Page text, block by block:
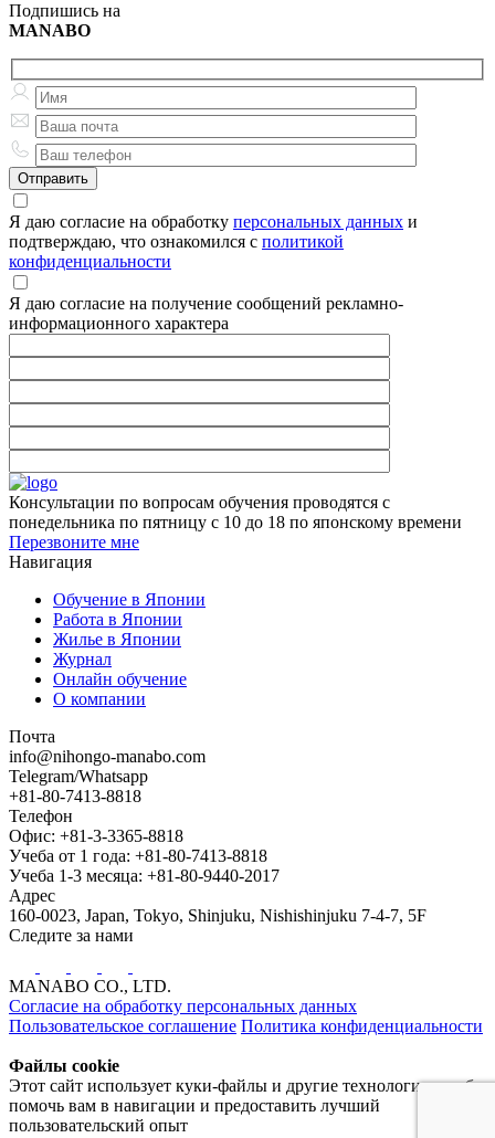
Подпишись на
MANABO
Я даю согласие на обработку персональных данных и
подтверждаю, что ознакомился с политикой
конфиденциальности
Я даю согласие на получение сообщений рекламно-
информационного характера
Консультации по вопросам обучения проводятся с
понедельника по пятницу с 10 до 18 по японскому времени
Перезвоните мне
Навигация
Обучение в Японии
Работа в Японии
Жилье в Японии
Журнал
Онлайн обучение
О компании
Почта
info@nihongo-manabo.com
Telegram/Whatsapp
+81-80-7413-8818
Телефон
Офис: +81-3-3365-8818
Учеба от 1 года: +81-80-7413-8818
Учеба 1-3 месяца: +81-80-9440-2017
Адрес
160-0023, Japan, Tokyo, Shinjuku, Nishishinjuku 7-4-7, 5F
Следите за нами
MANABO CO., LTD.
Согласие на обработку персональных данных
Пользовательское соглашение Политика конфиденциальности
Файлы cookie
Этот сайт использует куки-файлы и другие технологии, чтобы
помочь вам в навигации и предоставить лучший
пользовательский опыт